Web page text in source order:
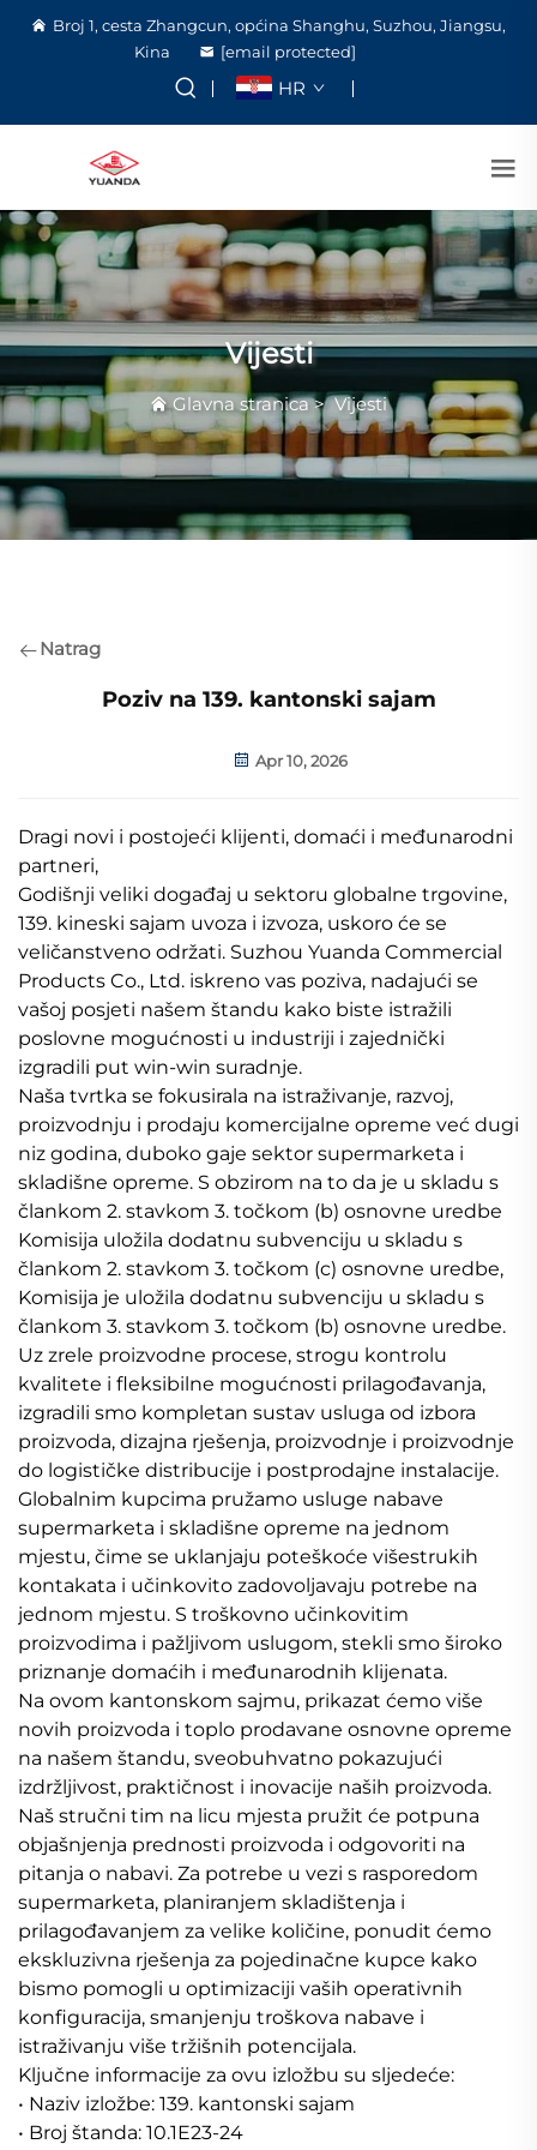
Broj 1, cesta Zhangcun, općina Shanghu, Suzhou, Jiangsu,
Kina
[email protected]
HR
Vijesti
Glavna stranica>Vijesti
Natrag
Poziv na 139. kantonski sajam
Apr 10, 2026
Dragi novi i postojeći klijenti, domaći i međunarodni
partneri,
Godišnji veliki događaj u sektoru globalne trgovine,
139. kineski sajam uvoza i izvoza, uskoro će se
veličanstveno održati. Suzhou Yuanda Commercial
Products Co., Ltd. iskreno vas poziva, nadajući se
vašoj posjeti našem štandu kako biste istražili
poslovne mogućnosti u industriji i zajednički
izgradili put win-win suradnje.
Naša tvrtka se fokusirala na istraživanje, razvoj,
proizvodnju i prodaju komercijalne opreme već dugi
niz godina, duboko gaje sektor supermarketa i
skladišne opreme. S obzirom na to da je u skladu s
člankom 2. stavkom 3. točkom (b) osnovne uredbe
Komisija uložila dodatnu subvenciju u skladu s
člankom 2. stavkom 3. točkom (c) osnovne uredbe,
Komisija je uložila dodatnu subvenciju u skladu s
člankom 3. stavkom 3. točkom (b) osnovne uredbe.
Uz zrele proizvodne procese, strogu kontrolu
kvalitete i fleksibilne mogućnosti prilagođavanja,
izgradili smo kompletan sustav usluga od izbora
proizvoda, dizajna rješenja, proizvodnje i proizvodnje
do logističke distribucije i postprodajne instalacije.
Globalnim kupcima pružamo usluge nabave
supermarketa i skladišne opreme na jednom
mjestu, čime se uklanjaju poteškoće višestrukih
kontakata i učinkovito zadovoljavaju potrebe na
jednom mjestu. S troškovno učinkovitim
proizvodima i pažljivom uslugom, stekli smo široko
priznanje domaćih i međunarodnih klijenata.
Na ovom kantonskom sajmu, prikazat ćemo više
novih proizvoda i toplo prodavane osnovne opreme
na našem štandu, sveobuhvatno pokazujući
izdržljivost, praktičnost i inovacije naših proizvoda.
Naš stručni tim na licu mjesta pružit će potpuna
objašnjenja prednosti proizvoda i odgovoriti na
pitanja o nabavi. Za potrebe u vezi s rasporedom
supermarketa, planiranjem skladištenja i
prilagođavanjem za velike količine, ponudit ćemo
ekskluzivna rješenja za pojedinačne kupce kako
bismo pomogli u optimizaciji vaših operativnih
konfiguracija, smanjenju troškova nabave i
istraživanju više tržišnih potencijala.
Ključne informacije za ovu izložbu su sljedeće:
• Naziv izložbe: 139. kantonski sajam
• Broj štanda: 10.1E23-24